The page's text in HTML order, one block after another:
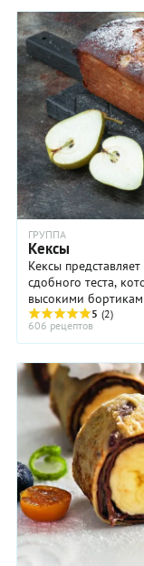
ГРУППА
Кексы
Кексы
сдобного теста,
высокими
5 (2)
606 рецептов